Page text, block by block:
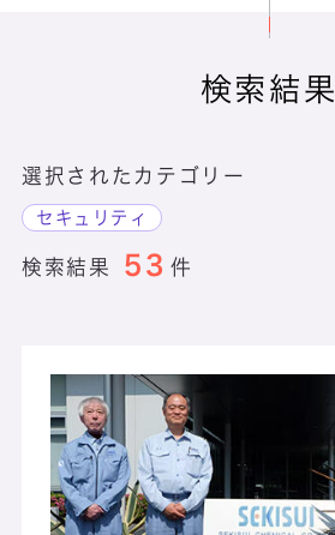
検索結果
選択されたカテゴリー
セキュリティ
検索結果 53 件